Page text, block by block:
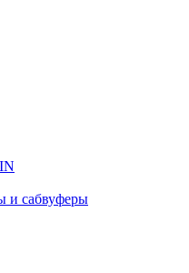
и сабвуферы